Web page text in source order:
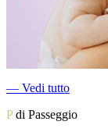
― Vedi tutto
Pdi Passeggio